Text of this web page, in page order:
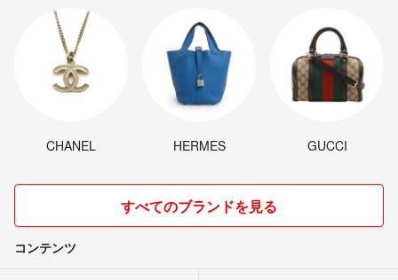
CHANEL HERMES GUCCI
すべてのブランドを見る
コンテンツ